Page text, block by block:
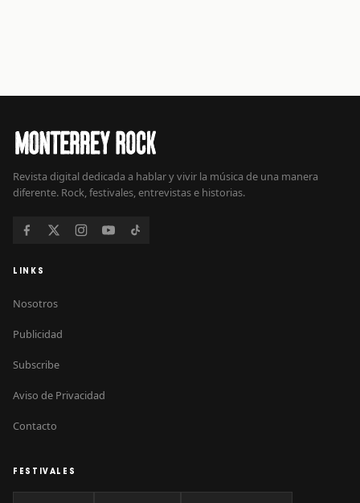
Revista digital dedicada a hablar y vivir la música de una manera
diferente. Rock, festivales, entrevistas e historias.
LINKS
Nosotros
Publicidad
Subscribe
Aviso de Privacidad
Contacto
FESTIVALES